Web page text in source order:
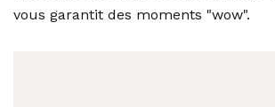
vous garantit des moments "wow".